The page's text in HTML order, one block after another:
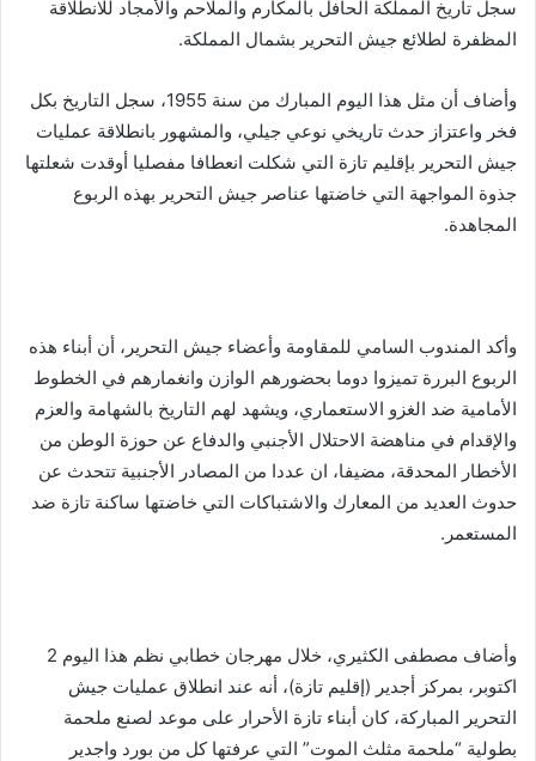
سجل تاريخ المملكة الحافل بالمكارم والملاحم والأمجاد للانطلاقة
المظفرة لطلائع جيش التحرير بشمال المملكة.
وأضاف أن مثل هذا اليوم المبارك من سنة 1955، سجل التاريخ بكل
فخر واعتزاز حدث تاريخي نوعي جيلي، والمشهور بانطلاقة عمليات
جيش التحرير بإقليم تازة التي شكلت انعطافا مفصليا أوقدت شعلتها
جذوة المواجهة التي خاضتها عناصر جيش التحرير بهذه الربوع
المجاهدة.
وأكد المندوب السامي للمقاومة وأعضاء جيش التحرير، أن أبناء هذه
الربوع البررة تميزوا دوما بحضورهم الوازن وانغمارهم في الخطوط
الأمامية ضد الغزو الاستعماري، ويشهد لهم التاريخ بالشهامة والعزم
والإقدام في مناهضة الاحتلال الأجنبي والدفاع عن حوزة الوطن من
الأخطار المحدقة، مضيفا، ان عددا من المصادر الأجنبية تتحدث عن
حدوث العديد من المعارك والاشتباكات التي خاضتها ساكنة تازة ضد
المستعمر.
وأضاف مصطفى الكثيري، خلال مهرجان خطابي نظم هذا اليوم 2
اكتوبر، بمركز أجدير (إقليم تازة)، أنه عند انطلاق عمليات جيش
التحرير المباركة، كان أبناء تازة الأحرار على موعد لصنع ملحمة
بطولية “ملحمة مثلث الموت” التي عرفتها كل من بورد واجدير